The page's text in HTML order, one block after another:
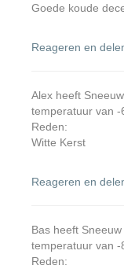
Goede koude
Reageren en
Alex heeft
temperatuur van -
Reden:
Witte Kerst
Reageren en
Bas heeft
temperatuur van -
Reden: